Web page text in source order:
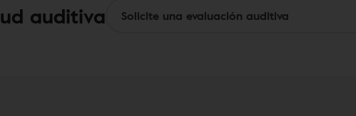
auditiva